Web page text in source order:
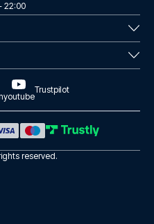
22:00
youtube
Trustpilot
reserved.